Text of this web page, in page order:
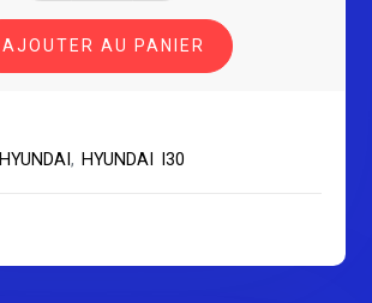
HYUNDAI
I30
Série
AJOUTER AU PANIER
HYUNDAI, HYUNDAI I30